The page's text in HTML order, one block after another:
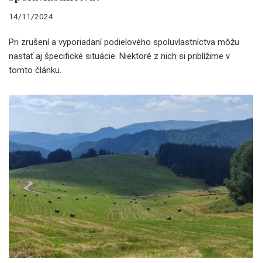
14/11/2024
Pri zrušení a vyporiadaní podielového spoluvlastníctva môžu
nastať aj špecifické situácie. Niektoré z nich si priblížime v
tomto článku.